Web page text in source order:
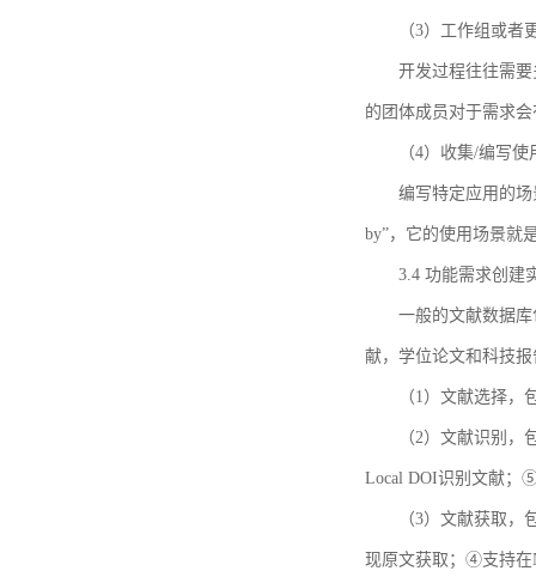
（3）工作组或者
开发过程往往需
的团体成员对于需求
（4）收集/编写
编写特定应用的场
by”，它的使用场景就
3.4 功能需求创建
一般的文献数据
献，学位论文和科技
（1）文献选择
（2）文献识别
Local DOI识别文献；
（3）文献获取
现原文获取；④支持在